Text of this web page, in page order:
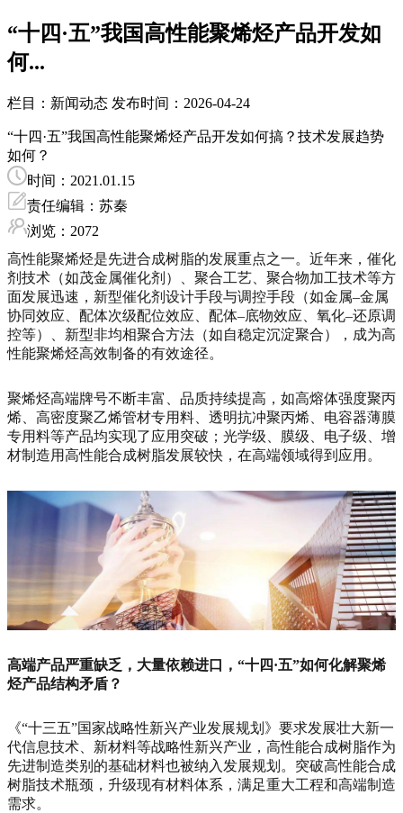
“十四·五”我国高性能聚烯烃产品开发如
何...
栏目：新闻动态 发布时间：2026-04-24
“十四·五”我国高性能聚烯烃产品开发如何搞？技术发展趋势
如何？
时间：2021.01.15
责任编辑：苏秦
浏览：2072
高性能聚烯烃是先进合成树脂的发展重点之一。近年来，催化
剂技术（如茂金属催化剂）、聚合工艺、聚合物加工技术等方
面发展迅速，新型催化剂设计手段与调控手段（如金属–金属
协同效应、配体次级配位效应、配体–底物效应、氧化–还原调
控等）、新型非均相聚合方法（如自稳定沉淀聚合），成为高
性能聚烯烃高效制备的有效途径。
聚烯烃高端牌号不断丰富、品质持续提高，如高熔体强度聚丙
烯、高密度聚乙烯管材专用料、透明抗冲聚丙烯、电容器薄膜
专用料等产品均实现了应用突破；光学级、膜级、电子级、增
材制造用高性能合成树脂发展较快，在高端领域得到应用。
高端产品严重缺乏，大量依赖进口，“十四·五”如何化解聚烯
烃产品结构矛盾？
《“十三五”国家战略性新兴产业发展规划》要求发展壮大新一
代信息技术、新材料等战略性新兴产业，高性能合成树脂作为
先进制造类别的基础材料也被纳入发展规划。突破高性能合成
树脂技术瓶颈，升级现有材料体系，满足重大工程和高端制造
需求。